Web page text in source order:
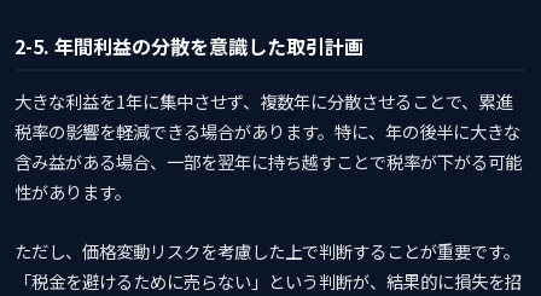
2-5. 年間利益の分散を意識した取引計画
大きな利益を1年に集中させず、複数年に分散させることで、累進
税率の影響を軽減できる場合があります。特に、年の後半に大きな
含み益がある場合、一部を翌年に持ち越すことで税率が下がる可能
性があります。
ただし、価格変動リスクを考慮した上で判断することが重要です。
「税金を避けるために売らない」という判断が、結果的に損失を招